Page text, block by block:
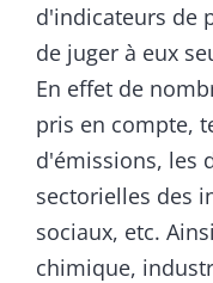
d'indicateurs de
de juger à eux
En effet de
pris en compte,
d'émissions, les
sectorielles des
sociaux, etc.
chimique,